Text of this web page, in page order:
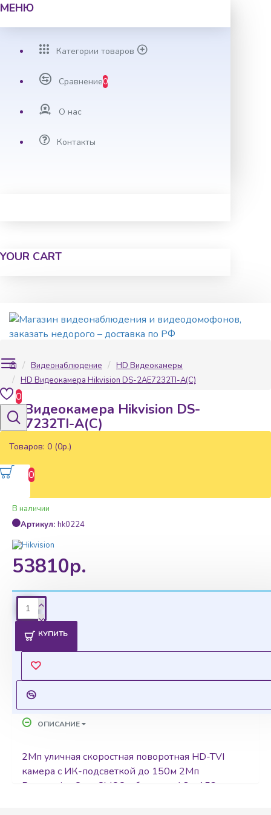
МЕНЮ
Категории товаров
Сравнение0
О нас
Контакты
YOUR CART
0
Товаров: 0 (0р.)
0
Видеонаблюдение
HD Видеокамеры
HD Видеокамера Hikvision DS-2AE7232TI-A(C)
HD Видеокамера Hikvision DS-
2AE7232TI-A(C)
53810р.
Наличие:
В наличии
Артикул: hk0224
КУПИТЬ
Ценовая политика
Уточнить цены на опт можно у менеджера
ОПИСАНИЕ
2Мп уличная скоростная поворотная HD-TVI
камера с ИК-подсветкой до 150м 2Мп
Progressive Scan CMOS; объектив 4.8 - 153мм,